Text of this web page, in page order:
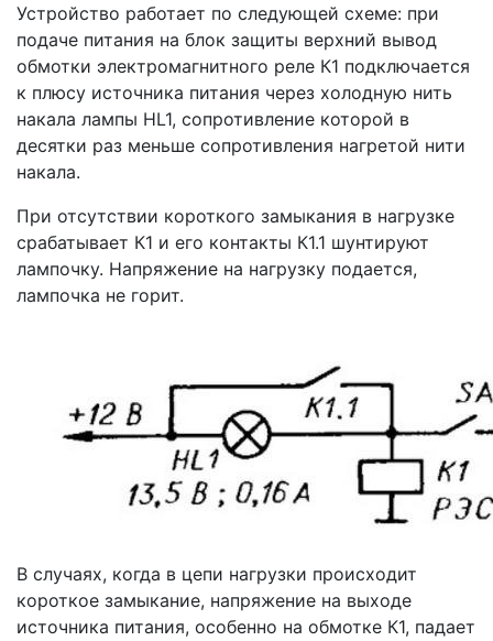
Устройство работает по следующей схеме: при
подаче питания на блок защиты верхний вывод
обмотки электромагнитного реле К1 подключается
к плюсу источника питания через холодную нить
накала лампы HL1, сопротивление которой в
десятки раз меньше сопротивления нагретой нити
накала.
При отсутствии короткого замыкания в нагрузке
срабатывает К1 и его контакты К1.1 шунтируют
лампочку. Напряжение на нагрузку подается,
лампочка не горит.
В случаях, когда в цепи нагрузки происходит
короткое замыкание, напряжение на выходе
источника питания, особенно на обмотке К1, падает